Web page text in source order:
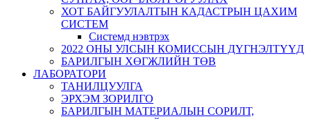
ХОТ БАЙГУУЛАЛТЫН КАДАСТРЫН ЦАХИМ
СИСТЕМ
Системд нэвтрэх
2022 ОНЫ УЛСЫН КОМИССЫН ДҮГНЭЛТҮҮД
БАРИЛГЫН ХӨГЖЛИЙН ТӨВ
ЛАБОРАТОРИ
ТАНИЛЦУУЛГА
ЭРХЭМ ЗОРИЛГО
БАРИЛГЫН МАТЕРИАЛЫН СОРИЛТ,